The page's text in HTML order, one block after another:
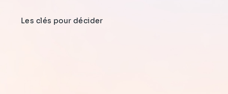
Les clés pour décider